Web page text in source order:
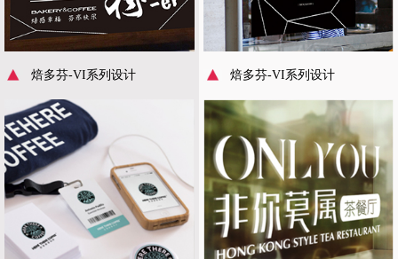
焙多芬-VI系列设计 焙多芬-VI系列设计